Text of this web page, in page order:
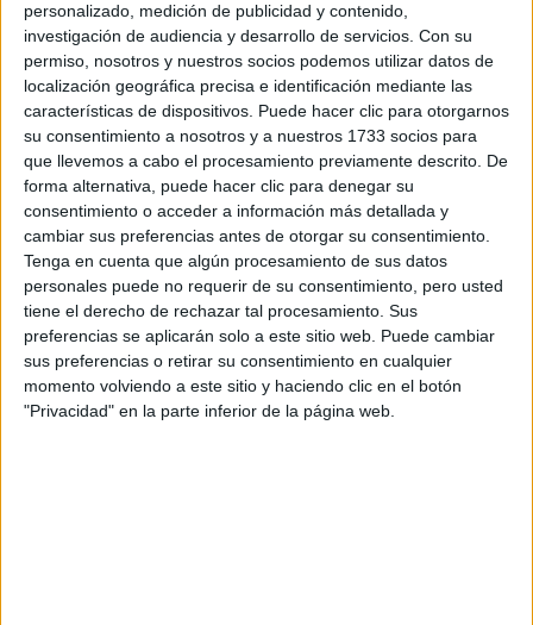
personalizado, medición de publicidad y contenido,
investigación de audiencia y desarrollo de servicios. Con su
permiso, nosotros y nuestros socios podemos utilizar datos de
localización geográfica precisa e identificación mediante las
características de dispositivos. Puede hacer clic para otorgarnos
su consentimiento a nosotros y a nuestros 1733 socios para
que llevemos a cabo el procesamiento previamente descrito. De
forma alternativa, puede hacer clic para denegar su
consentimiento o acceder a información más detallada y
cambiar sus preferencias antes de otorgar su consentimiento.
Tenga en cuenta que algún procesamiento de sus datos
personales puede no requerir de su consentimiento, pero usted
tiene el derecho de rechazar tal procesamiento. Sus
preferencias se aplicarán solo a este sitio web. Puede cambiar
sus preferencias o retirar su consentimiento en cualquier
momento volviendo a este sitio y haciendo clic en el botón
"Privacidad" en la parte inferior de la página web.
Soy:*
Chico
Chica
¿En qué año terminas (o terminaste) bachillerato o FP?
Soy estudiante de:*
Términos y Condiciones de Uso
Aceptolos Términos y Condicionesde uso*